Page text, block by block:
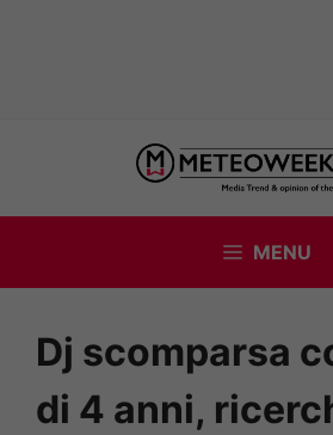
contenuto
MENU
Dj scomparsa
di 4 anni,